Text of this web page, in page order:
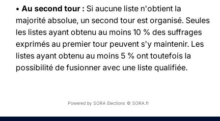
• Au second tour : Si aucune liste n'obtient la
majorité absolue, un second tour est organisé. Seules
les listes ayant obtenu au moins 10 % des suffrages
exprimés au premier tour peuvent s'y maintenir. Les
listes ayant obtenu au moins 5 % ont toutefois la
possibilité de fusionner avec une liste qualifiée.
Powered by SORA Elections © SORA.fr